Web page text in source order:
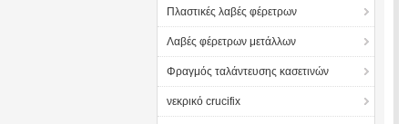
Πλαστικές λαβές φέρετρων
Λαβές φέρετρων μετάλλων
Φραγμός ταλάντευσης κασετινών
νεκρικό crucifix